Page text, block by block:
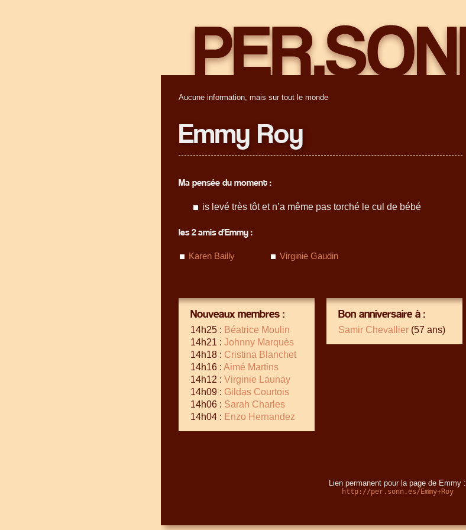
Aucune information, mais sur tout le monde
Emmy Roy
Ma pensée du moment :
is levé très tôt et n’a même pas torché le cul de bébé
les 2 amis d’Emmy :
Karen Bailly Virginie Gaudin
Nouveaux membres :
14h25 : Béatrice Moulin
14h21 : Johnny Marquès
14h18 : Cristina Blanchet
14h16 : Aimé Martins
14h12 : Virginie Launay
14h09 : Gildas Courtois
14h06 : Sarah Charles
14h04 : Enzo Hernandez
Bon anniversaire à :
Samir Chevallier (57 ans)
Lien permanent pour la page de Emmy :
http://per.sonn.es/Emmy+Roy